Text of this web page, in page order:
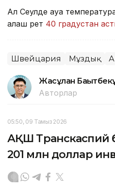
Ал Сеулде ауа
алғаш рет 40 градустан
Швейцария Мұздық
Жасұлан
Авторлар
05:50, 09 Тамыз 2026
АҚШ Транскаспий
201 млн доллар